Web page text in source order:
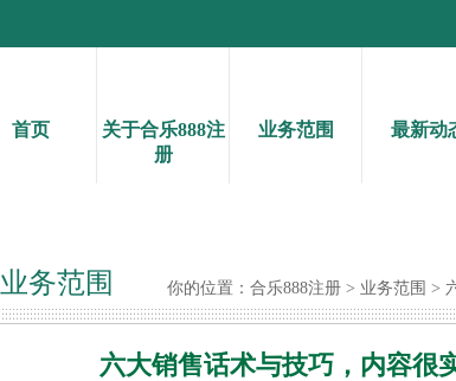
首页
关于合乐888注
册
业务范围 最新动
业务范围 你的位置： 合乐888注册 > 业务范围 >
六大销售话术与技巧，内容很